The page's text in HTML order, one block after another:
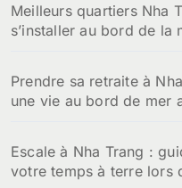
Meilleurs quartiers Nha
s’installer au bord de la
Prendre sa retraite à
une vie au bord de mer
Escale à Nha Trang :
votre temps à terre lors